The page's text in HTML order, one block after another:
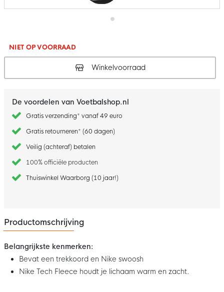
hetNIET OP VOORRAAD
Winkelvoorraad
De voordelen van Voetbalshop.nl
Gratis verzending* vanaf 49 euro
Gratis retourneren* (60 dagen)
Veilig (achteraf) betalen
100% officiële producten
Thuiswinkel Waarborg (10 jaar!)
Productomschrijving
Belangrijkste kenmerken:
Bevat een trekkoord en Nike swoosh
Nike Tech Fleece houdt je lichaam warm en zacht.